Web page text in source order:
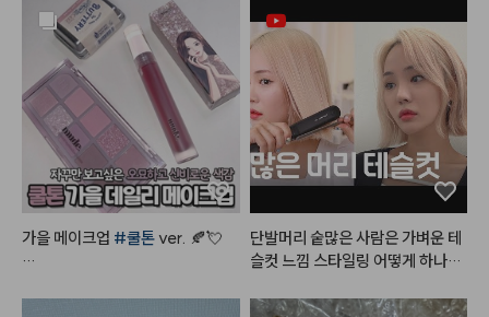
색감에 큰 차이를 두지않고 유리알
광택으로 사용합니다😁🫰🫰
가을 메이크업 #쿨톤 ver. 🍂💘
단발머리 숱많은 사람은 가벼운 테
슬컷 느낌 스타일링 어떻게 하나요